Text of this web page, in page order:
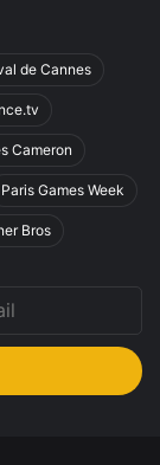
de Cannes
Cameron
Paris Games Week
Bros